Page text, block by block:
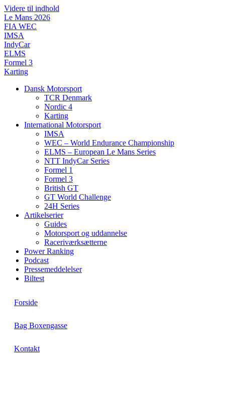
Videre til indhold
Le Mans 2026
FIA WEC
IMSA
IndyCar
ELMS
Formel 3
Karting
Dansk Motorsport
TCR Denmark
Nordic 4
Karting
International Motorsport
IMSA
WEC – World Endurance Championship
ELMS – European Le Mans Series
NTT IndyCar Series
Formel 1
Formel 3
British GT
GT World Challenge
24H Series
Artikelserier
Guides
Motorsport og uddannelse
Raceriværksætterne
Power Ranking
Podcast
Pressemeddelelser
Biltest
Forside
Bag Boxengasse
Kontakt